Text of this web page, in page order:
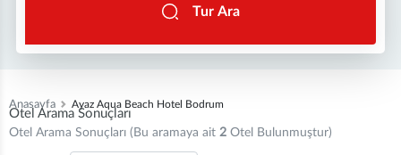
Tur Ara
Anasayfa Ayaz Aqua Beach Hotel Bodrum
Otel Arama Sonuçları
Otel Arama Sonuçları (Bu aramaya ait 2 Otel Bulunmuştur)